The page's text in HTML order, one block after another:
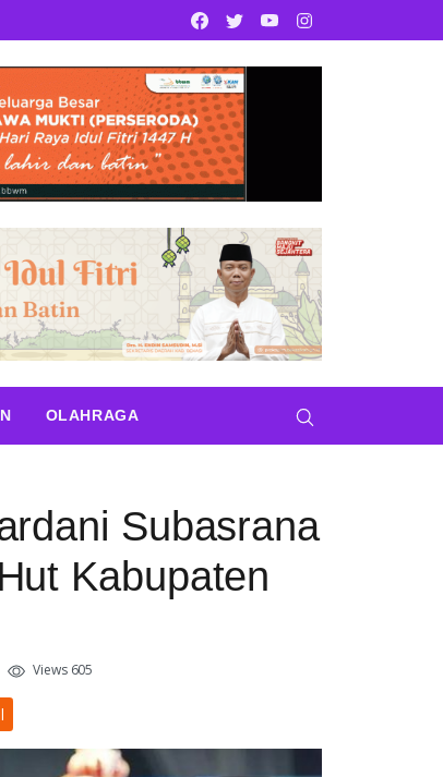
Facebook
TwitterYoutube
OLAHRAGA
Subasrana
Kabupaten
Views 605